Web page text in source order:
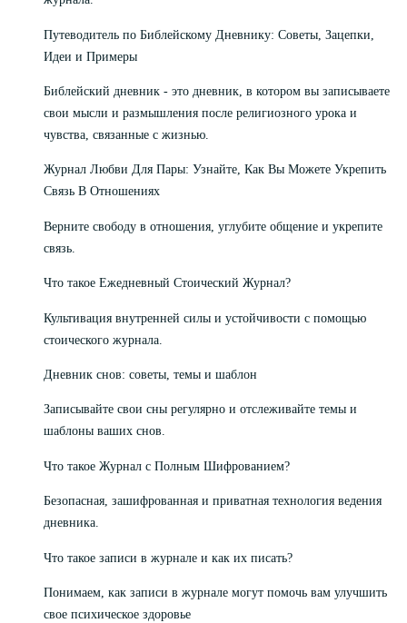
Путеводитель по Библейскому Дневнику: Советы, Зацепки,
Идеи и Примеры
Библейский дневник - это дневник, в котором вы записываете
свои мысли и размышления после религиозного урока и
чувства, связанные с жизнью.
Журнал Любви Для Пары: Узнайте, Как Вы Можете Укрепить
Связь В Отношениях
Верните свободу в отношения, углубите общение и укрепите
связь.
Что такое Ежедневный Стоический Журнал?
Культивация внутренней силы и устойчивости с помощью
стоического журнала.
Дневник снов: советы, темы и шаблон
Записывайте свои сны регулярно и отслеживайте темы и
шаблоны ваших снов.
Что такое Журнал с Полным Шифрованием?
Безопасная, зашифрованная и приватная технология ведения
дневника.
Что такое записи в журнале и как их писать?
Понимаем, как записи в журнале могут помочь вам улучшить
свое психическое здоровье